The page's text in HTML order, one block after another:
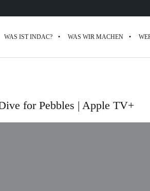
WAS IST INDAC? WAS WIR MACHEN
for Pebbles | Apple TV+